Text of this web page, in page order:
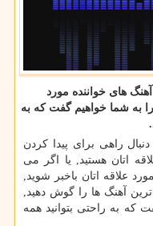
های خواننده مورد
را به شما خواهیم گفت كه به
راهی برای پیدا کردن
اتان هستید, یا اگر می
علاقه اتان باخبر شوید,
آهنگ ها را گوش دهید,
که به راحتی بتوانید همه